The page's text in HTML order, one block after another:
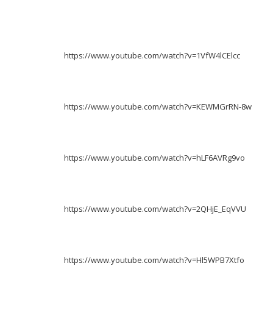
https://www.youtube.com/watch?v=1VfW4lCElcc
https://www.youtube.com/watch?v=KEWMGrRN-8w
https://www.youtube.com/watch?v=hLF6AVRg9vo
https://www.youtube.com/watch?v=2QHjE_EqVVU
https://www.youtube.com/watch?v=Hl5WPB7Xtfo